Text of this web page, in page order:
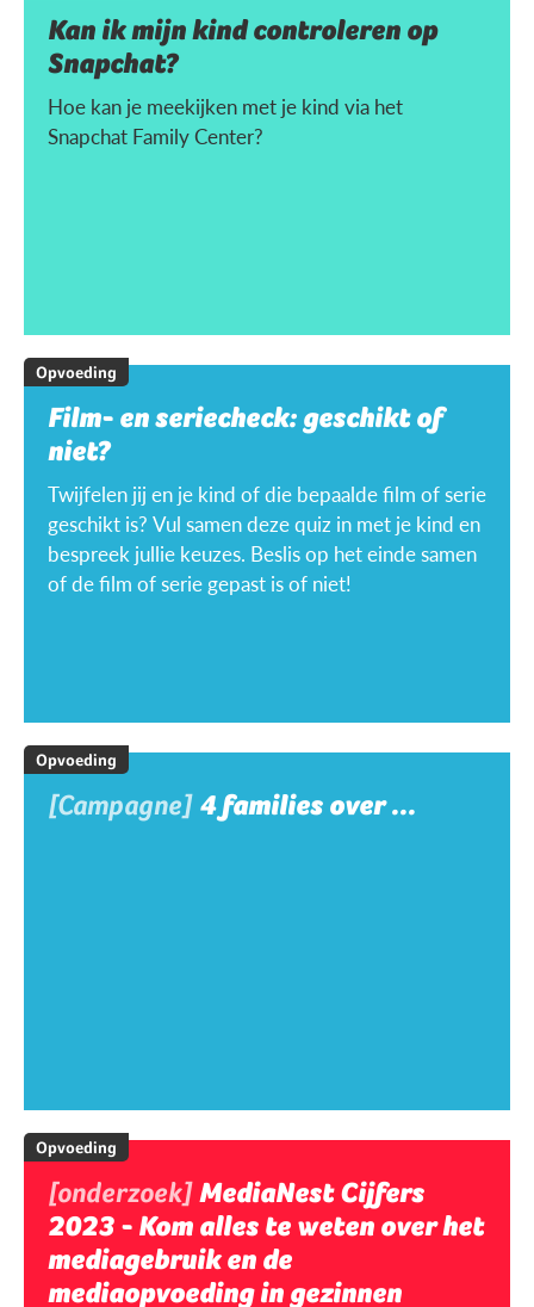
Kan ik mijn kind controleren op
Snapchat?
Hoe kan je meekijken met je kind via het
Snapchat Family Center?
Opvoeding
Film- en seriecheck: geschikt of
niet?
Twijfelen jij en je kind of die bepaalde film of serie
geschikt is? Vul samen deze quiz in met je kind en
bespreek jullie keuzes. Beslis op het einde samen
of de film of serie gepast is of niet!
Opvoeding
[Campagne] 4 families over ...
Opvoeding
[onderzoek]MediaNest Cijfers
2023 - Kom alles te weten over het
mediagebruik en de
mediaopvoeding in gezinnen